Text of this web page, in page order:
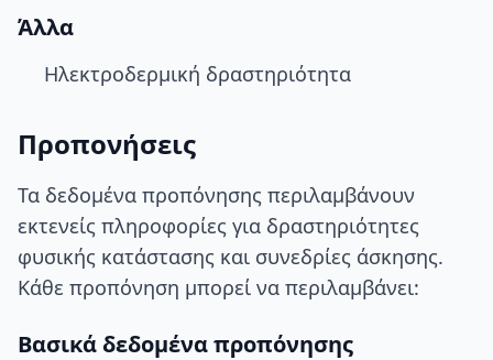
Άλλα
Ηλεκτροδερμική δραστηριότητα
Προπονήσεις
Τα δεδομένα προπόνησης περιλαμβάνουν
εκτενείς πληροφορίες για δραστηριότητες
φυσικής κατάστασης και συνεδρίες άσκησης.
Κάθε προπόνηση μπορεί να περιλαμβάνει:
Βασικά δεδομένα προπόνησης